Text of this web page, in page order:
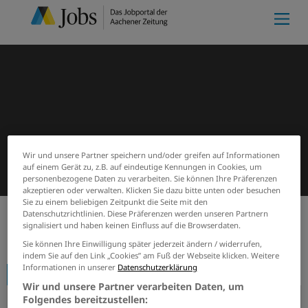
Start Firmenprofile Gölz Motorgeräte
Wir und unsere Partner speichern und/oder greifen auf Informationen
auf einem Gerät zu, z.B. auf eindeutige Kennungen in Cookies, um
personenbezogene Daten zu verarbeiten. Sie können Ihre Präferenzen
akzeptieren oder verwalten. Klicken Sie dazu bitte unten oder besuchen
Sie zu einem beliebigen Zeitpunkt die Seite mit den
Datenschutzrichtlinien. Diese Präferenzen werden unseren Partnern
signalisiert und haben keinen Einfluss auf die Browserdaten.
Sie können Ihre Einwilligung später jederzeit ändern / widerrufen,
indem Sie auf den Link „Cookies” am Fuß der Webseite klicken. Weitere
Informationen in unserer Datenschutzerklärung
Wir und unsere Partner verarbeiten Daten, um
Folgendes bereitzustellen: